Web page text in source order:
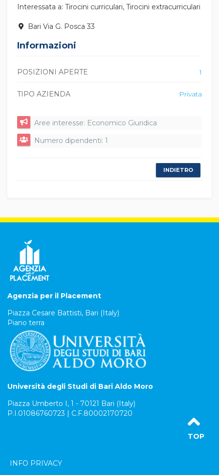
Interessata a: Tirocini curriculari, Tirocini extracurriculari
Bari Via G. Posca 33
Informazioni
POSIZIONI APERTE 1
TIPO AZIENDA Privata
Aree interesse: Economico Giuridica
Numero dipendenti: 1
INDIETRO
Agenzia per il Placement
Piazza Cesare Battisti, Bari (Italy)
Piano terra
Università degli Studi di Bari Aldo Moro
Piazza Umberto I, 1 - 70121 Bari (Italy)
P.I.01086760723 | C.F.80002170720
TOP
INFO PRIVACY